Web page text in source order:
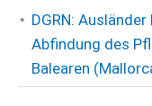
DGRN:
Abfindung des
Balearen